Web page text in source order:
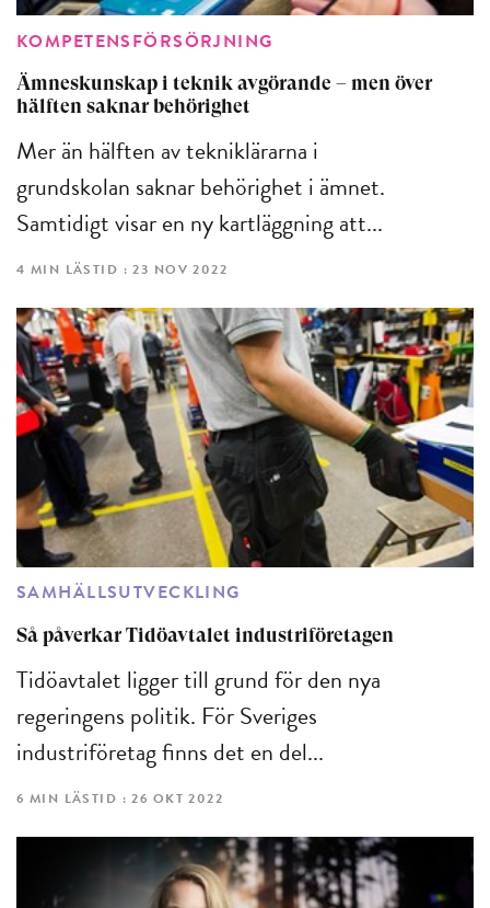
KOMPETENSFÖRSÖRJNING
Ämneskunskap i teknik avgörande – men över
hälften saknar behörighet
Mer än hälften av tekniklärarna i
grundskolan saknar behörighet i ämnet.
Samtidigt visar en ny kartläggning att...
4 MIN LÄSTID : 23 NOV 2022
SAMHÄLLSUTVECKLING
Så påverkar Tidöavtalet industriföretagen
Tidöavtalet ligger till grund för den nya
regeringens politik. För Sveriges
industriföretag finns det en del...
6 MIN LÄSTID : 26 OKT 2022